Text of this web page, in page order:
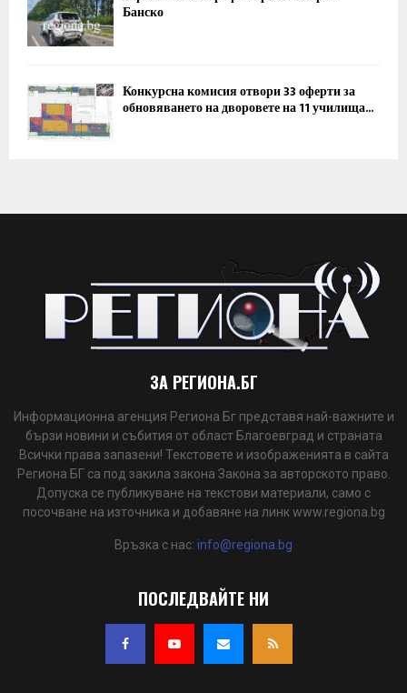
Банско
Конкурсна комисия отвори 33 оферти за
обновяването на дворовете на 11 училища...
ЗА РЕГИОНА.БГ
Информационна агенция Региона Бг представя най-важните и
бързи новини и събития от област Благоевград и страната
Всички права запазени! Текстовете и изображенията в сайта
Региона БГ са под закила закона Закона за авторското право.
Допуска се публикуване на текстови материали, само с
посочване на източника и добавяне на линк www.regiona.bg
Връзка с нас: info@regiona.bg
ПОСЛЕДВАЙТЕ НИ